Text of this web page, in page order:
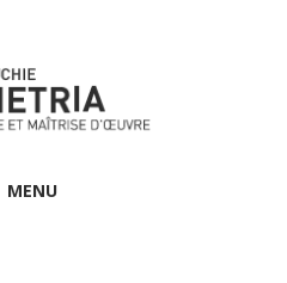
MENU